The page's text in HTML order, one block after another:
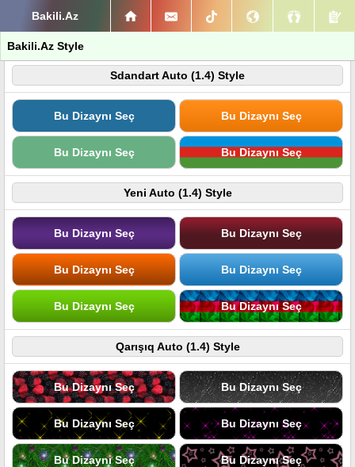
Bakili.Az
Bakili.Az Style
Sdandart Auto (1.4) Style
Bu Dizaynı Seç Bu Dizaynı Seç
Bu Dizaynı Seç Bu Dizaynı Seç
Yeni Auto (1.4) Style
Bu Dizaynı Seç Bu Dizaynı Seç
Bu Dizaynı Seç Bu Dizaynı Seç
Bu Dizaynı Seç Bu Dizaynı Seç
Qarışıq Auto (1.4) Style
Bu Dizaynı Seç Bu Dizaynı Seç
Bu Dizaynı Seç Bu Dizaynı Seç
Bu Dizaynı Seç Bu Dizaynı Seç